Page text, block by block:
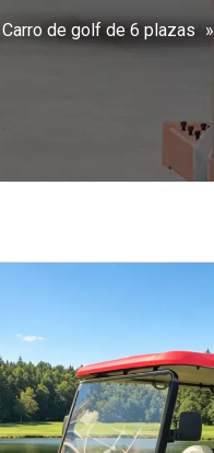
Carro de golf de 6 plazas »